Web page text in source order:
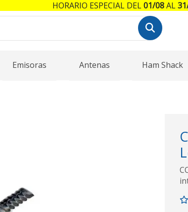
Emisoras Antenas Ham Shack
HORARIO ESPECIAL DEL01/08AL